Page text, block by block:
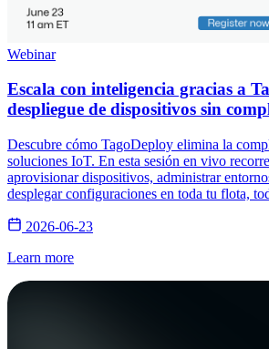
Webinar
Escala con inteligencia gracias a
despliegue de dispositivos sin
Descubre cómo TagoDeploy elimina la
soluciones IoT. En esta sesión en vivo
aprovisionar dispositivos, administrar
desplegar configuraciones en toda tu flota,
2026-06-23
Learn more